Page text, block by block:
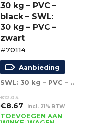
30 kg – PVC –
black – SWL:
30 kg – PVC –
zwart
#70114
Aanbieding
SWL: 30 kg – PVC – zwart
€12.04
Oorspronkelijke
prijs
€8.67 Huidige
prijs
incl. 21% BTW
TOEVOEGEN AAN